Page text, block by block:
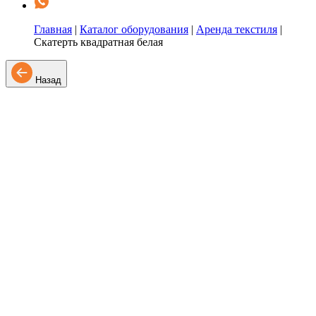
Главная | Каталог оборудования | Аренда текстиля |
Скатерть квадратная белая
Назад